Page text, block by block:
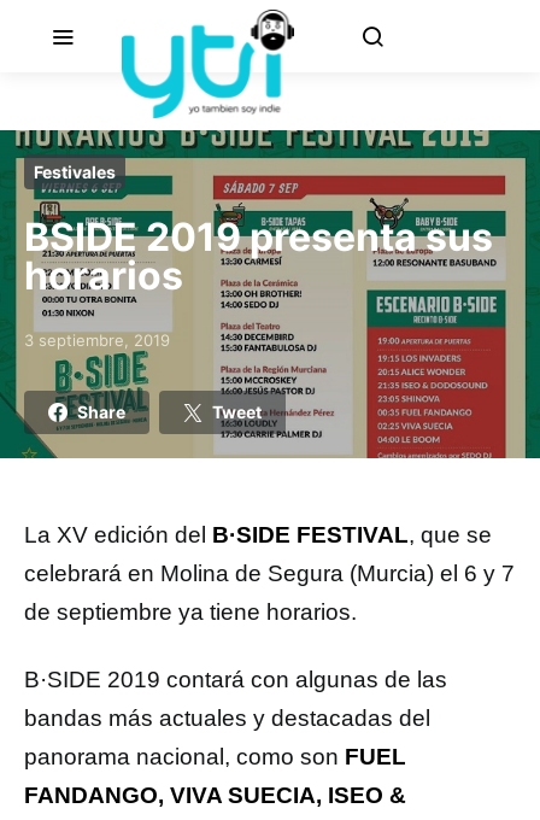
Festivales
BSIDE 2019 presenta sus
horarios
Posted on
3 septiembre, 2019
Share Tweet
La XV edición del B·SIDE FESTIVAL, que se
celebrará en Molina de Segura (Murcia) el 6 y 7
de septiembre ya tiene horarios.
B·SIDE 2019 contará con algunas de las
bandas más actuales y destacadas del
panorama nacional, como son FUEL
FANDANGO, VIVA SUECIA, ISEO &